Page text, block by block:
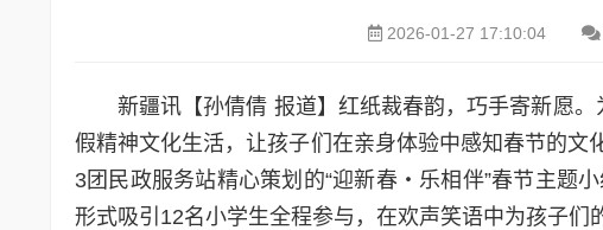
2026-01-27 17:10:04
新疆讯【孙倩倩 报道】红纸裁春韵，巧手寄新愿
假精神文化生活，让孩子们在亲身体验中感知春节的
3团民政服务站精心策划的“迎新春・乐相伴”春节主题
形式吸引12名小学生全程参与，在欢声笑语中为孩子们